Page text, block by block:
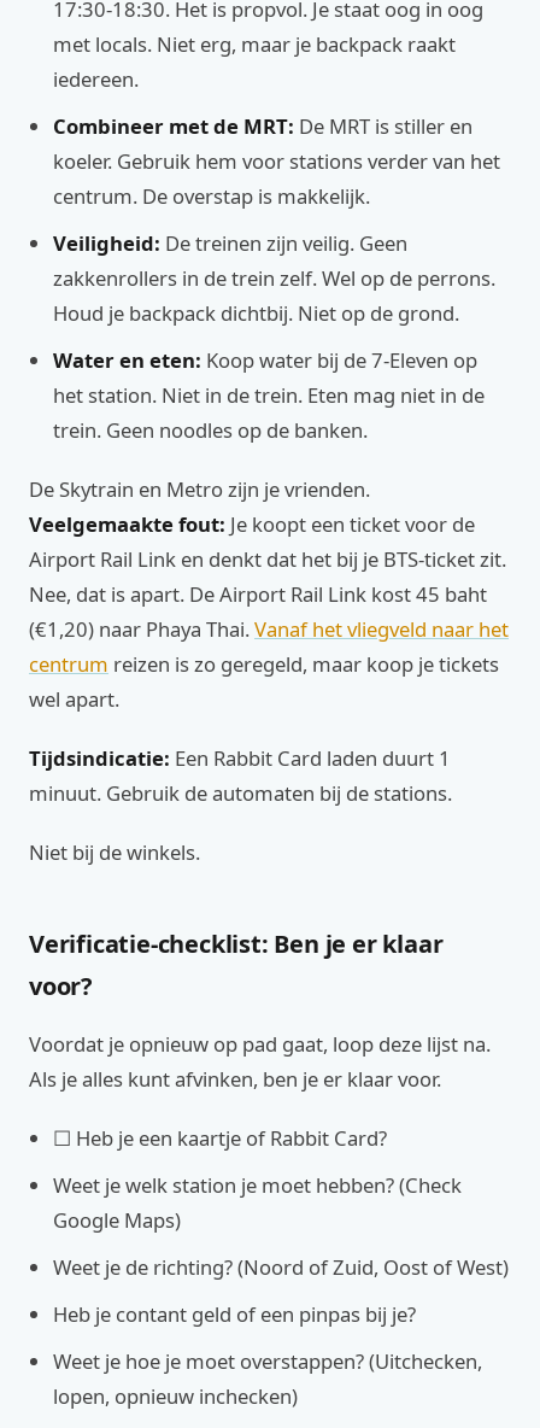
17:30-18:30. Het is propvol. Je staat oog in oog
met locals. Niet erg, maar je backpack raakt
iedereen.
Combineer met de MRT: De MRT is stiller en
koeler. Gebruik hem voor stations verder van het
centrum. De overstap is makkelijk.
Veiligheid: De treinen zijn veilig. Geen
zakkenrollers in de trein zelf. Wel op de perrons.
Houd je backpack dichtbij. Niet op de grond.
Water en eten: Koop water bij de 7-Eleven op
het station. Niet in de trein. Eten mag niet in de
trein. Geen noodles op de banken.
De Skytrain en Metro zijn je vrienden.
Veelgemaakte fout: Je koopt een ticket voor de
Airport Rail Link en denkt dat het bij je BTS-ticket zit.
Nee, dat is apart. De Airport Rail Link kost 45 baht
(€1,20) naar Phaya Thai.Vanaf het vliegveld naar het
centrum reizen is zo geregeld, maar koop je tickets
wel apart.
Tijdsindicatie: Een Rabbit Card laden duurt 1
minuut. Gebruik de automaten bij de stations.
Niet bij de winkels.
Verificatie-checklist: Ben je er klaar
voor?
Voordat je opnieuw op pad gaat, loop deze lijst na.
Als je alles kunt afvinken, ben je er klaar voor.
☐ Heb je een kaartje of Rabbit Card?
Weet je welk station je moet hebben? (Check
Google Maps)
Weet je de richting? (Noord of Zuid, Oost of West)
Heb je contant geld of een pinpas bij je?
Weet je hoe je moet overstappen? (Uitchecken,
lopen, opnieuw inchecken)